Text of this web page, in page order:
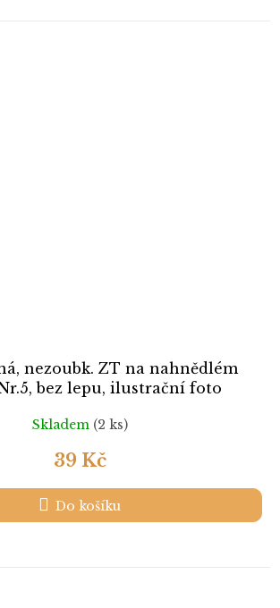
nezoubk. ZT na nahnědlém
bez lepu, ilustrační foto
Skladem (2 ks)
39 Kč
Do košíku